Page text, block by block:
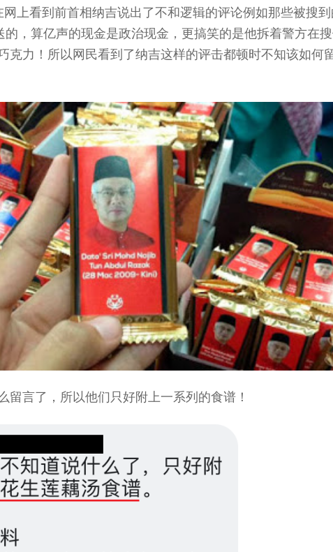
上看到前首相纳吉说出了不和逻辑的评论例如那些被搜到
的，算亿声的现金是政治现金，更搞笑的是他拆着警方在
克力！所以网民看到了纳吉这样的评击都顿时不知该如何
留言了，所以他们只好附上一系列的食谱！